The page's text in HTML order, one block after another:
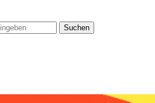
Suchen